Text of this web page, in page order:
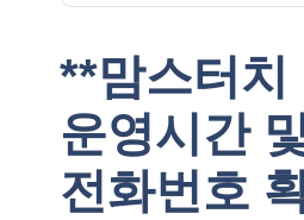
**맘스터치
운영시간
전화번호